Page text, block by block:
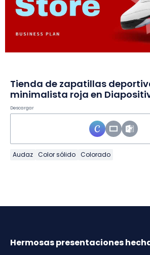
Tienda de zapatillas
minimalista roja en
Descargar
Audaz Color sólido Colorado
Hermosas presentaciones